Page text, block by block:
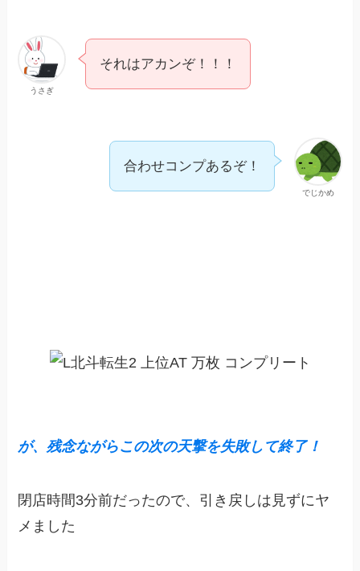
うさぎ
それはアカンぞ！！！
でじかめ
合わせコンプあるぞ！
が、残念ながらこの次の天撃を失敗して終了！
閉店時間3分前だったので、引き戻しは見ずにヤ
メました